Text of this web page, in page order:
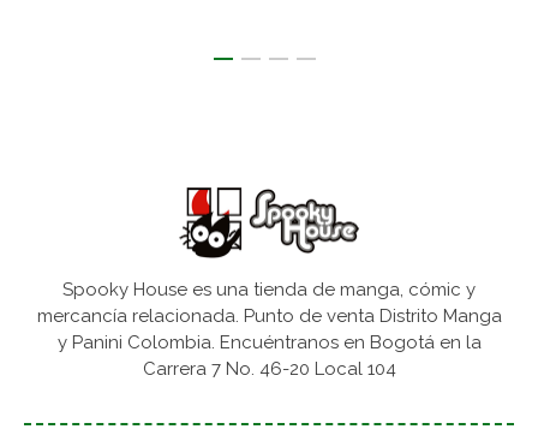
Spooky House es una tienda de manga, cómic y
mercancía relacionada. Punto de venta Distrito Manga
y Panini Colombia. Encuéntranos en Bogotá en la
Carrera 7 No. 46-20 Local 104